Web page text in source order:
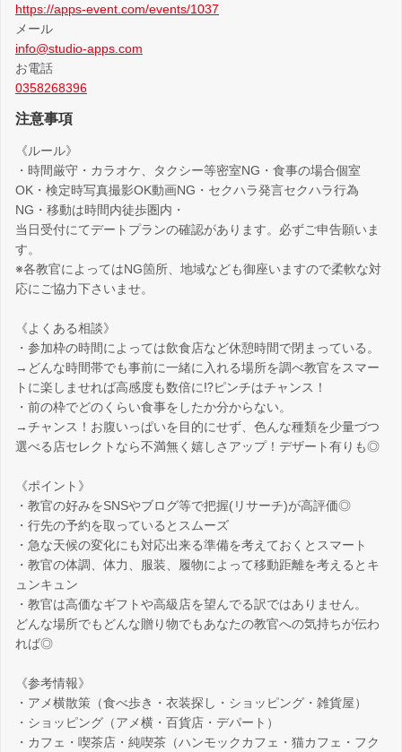
https://apps-event.com/events/1037
メール
info@studio-apps.com
お電話
0358268396
注意事項
《ルール》
・時間厳守・カラオケ、タクシー等密室NG・食事の場合個室
OK・検定時写真撮影OK動画NG・セクハラ発言セクハラ行為
NG・移動は時間内徒歩圏内・
当日受付にてデートプランの確認があります。必ずご申告願いま
す。
※各教官によってはNG箇所、地域なども御座いますので柔軟な対
応にご協力下さいませ。
《よくある相談》
・参加枠の時間によっては飲食店など休憩時間で閉まっている。
→どんな時間帯でも事前に一緒に入れる場所を調べ教官をスマー
トに楽しませれば高感度も数倍に⁉ピンチはチャンス！
・前の枠でどのくらい食事をしたか分からない。
→チャンス！お腹いっぱいを目的にせず、色んな種類を少量づつ
選べる店セレクトなら不満無く嬉しさアップ！デザート有りも◎
《ポイント》
・教官の好みをSNSやブログ等で把握(リサーチ)が高評価◎
・行先の予約を取っているとスムーズ
・急な天候の変化にも対応出来る準備を考えておくとスマート
・教官の体調、体力、服装、履物によって移動距離を考えるとキ
ュンキュン
・教官は高価なギフトや高級店を望んでる訳ではありません。
どんな場所でもどんな贈り物でもあなたの教官への気持ちが伝わ
れば◎
《参考情報》
・アメ横散策（食べ歩き・衣装探し・ショッピング・雑貨屋）
・ショッピング（アメ横・百貨店・デパート）
・カフェ・喫茶店・純喫茶（ハンモックカフェ・猫カフェ・フク